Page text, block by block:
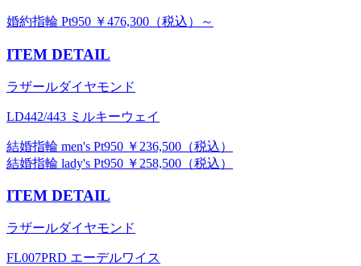
婚約指輪 Pt950 ￥476,300（税込）～
ITEM DETAIL
ラザールダイヤモンド
LD442/443 ミルキーウェイ
結婚指輪 men's Pt950 ￥236,500（税込）
結婚指輪 lady's Pt950 ￥258,500（税込）
ITEM DETAIL
ラザールダイヤモンド
FL007PRD エーデルワイス